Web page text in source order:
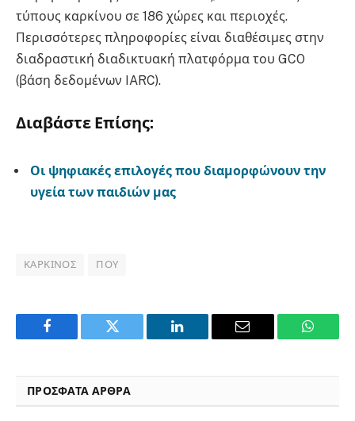
τύπους καρκίνου σε 186 χώρες και περιοχές.
Περισσότερες πληροφορίες είναι διαθέσιμες στην
διαδραστική διαδικτυακή πλατφόρμα του GCO
(βάση δεδομένων IARC).
Διαβάστε Επίσης:
Οι ψηφιακές επιλογές που διαμορφώνουν την
υγεία των παιδιών μας
ΚΑΡΚΊΝΟΣ ΠΟΥ
Facebook Twitter LinkedIn Email
ΠΡΟΣΦΑΤΑ ΑΡΘΡΑ